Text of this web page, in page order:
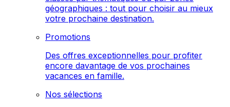
géographiques : tout pour choisir au mieux
votre prochaine destination.
Promotions
Des offres exceptionnelles pour profiter
encore davantage de vos prochaines
vacances en famille.
Nos sélections